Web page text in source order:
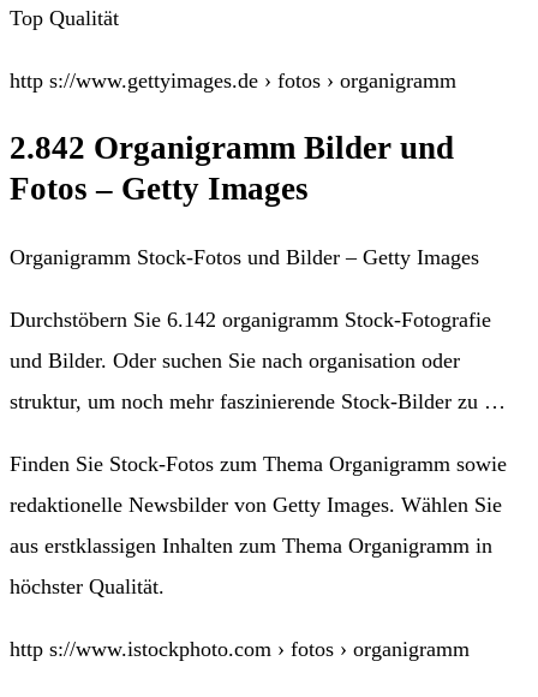
Top Qualität
http s://www.gettyimages.de › fotos › organigramm
2.842 Organigramm Bilder und
Fotos – Getty Images
Organigramm Stock-Fotos und Bilder – Getty Images
Durchstöbern Sie 6.142 organigramm Stock-Fotografie
und Bilder. Oder suchen Sie nach organisation oder
struktur, um noch mehr faszinierende Stock-Bilder zu …
Finden Sie Stock-Fotos zum Thema Organigramm sowie
redaktionelle Newsbilder von Getty Images. Wählen Sie
aus erstklassigen Inhalten zum Thema Organigramm in
höchster Qualität.
http s://www.istockphoto.com › fotos › organigramm